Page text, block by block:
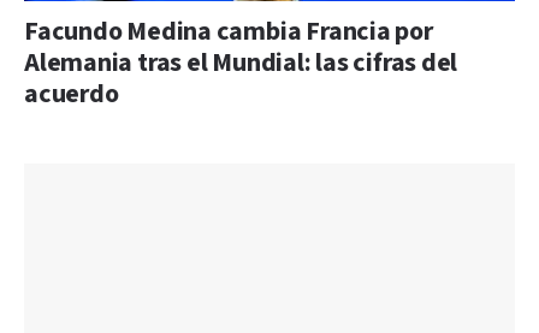
Facundo Medina cambia Francia por
Alemania tras el Mundial: las cifras del
acuerdo